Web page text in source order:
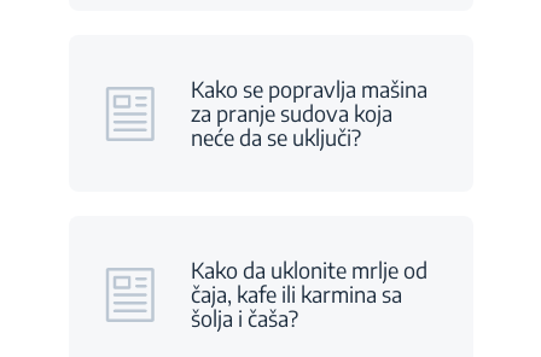
Kako se popravlja mašina
za pranje sudova koja
neće da se uključi?
Kako da uklonite mrlje od
čaja, kafe ili karmina sa
šolja i čaša?